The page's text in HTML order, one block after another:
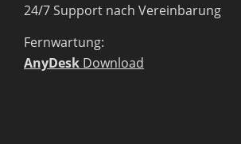
24/7 Support nach Vereinbarung
Fernwartung:
AnyDesk Download